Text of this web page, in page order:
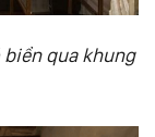
qua khung